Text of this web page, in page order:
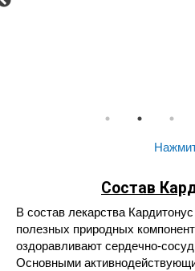
Состав
В состав лекарства
полезных природных
оздоравливают сердечно-
Основными